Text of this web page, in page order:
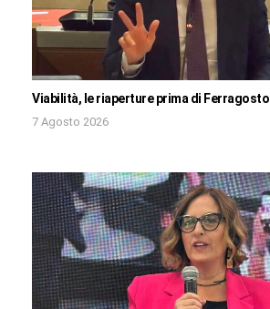
Viabilità, le riaperture prima di Ferragosto
7 Agosto 2026